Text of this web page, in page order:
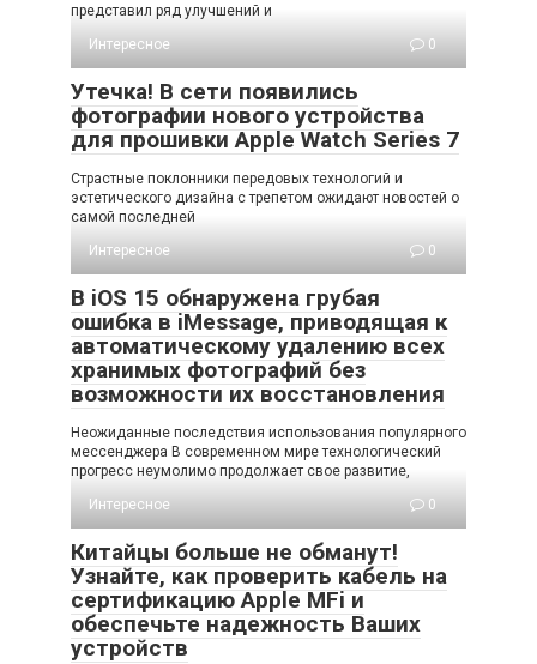
представил ряд улучшений и
Интересное
0
Утечка! В сети появились
фотографии нового устройства
для прошивки Apple Watch Series 7
Страстные поклонники передовых технологий и
эстетического дизайна с трепетом ожидают новостей о
самой последней
Интересное
0
В iOS 15 обнаружена грубая
ошибка в iMessage, приводящая к
автоматическому удалению всех
хранимых фотографий без
возможности их восстановления
Неожиданные последствия использования популярного
мессенджера В современном мире технологический
прогресс неумолимо продолжает свое развитие,
Интересное
0
Китайцы больше не обманут!
Узнайте, как проверить кабель на
сертификацию Apple MFi и
обеспечьте надежность Ваших
устройств